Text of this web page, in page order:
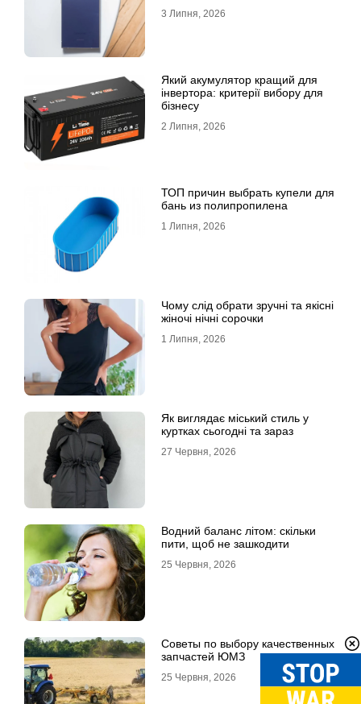
3 Липня, 2026
Який акумулятор кращий для
інвертора: критерії вибору для
бізнесу
2 Липня, 2026
ТОП причин выбрать купели для
бань из полипропилена
1 Липня, 2026
Чому слід обрати зручні та якісні
жіночі нічні сорочки
1 Липня, 2026
Як виглядає міський стиль у
куртках сьогодні та зараз
27 Червня, 2026
Водний баланс літом: скільки
пити, щоб не зашкодити
25 Червня, 2026
Советы по выбору качественных
запчастей ЮМЗ
25 Червня, 2026